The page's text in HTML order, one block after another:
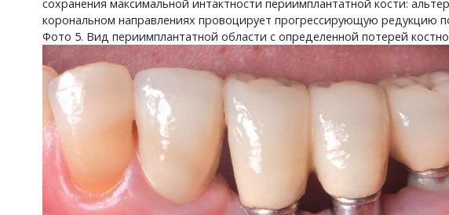
сохранения максимальной интактности периимплантатной кости:
корональном направлениях провоцирует прогрессирующую редукцию
Фото 5. Вид периимплантатной области с определенной потерей